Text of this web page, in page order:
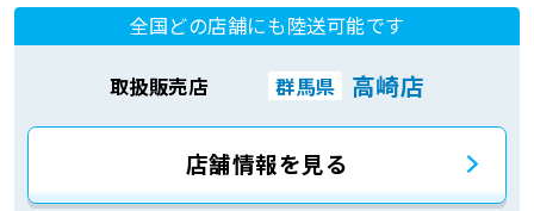
全国どの店舗にも陸送可能です
取扱販売店 群馬県 高崎店
店舗情報を見る